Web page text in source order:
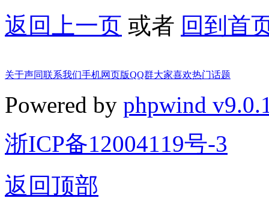
返回上一页 或者 回到首
关于声同联系我们手机网页版QQ群大家喜欢热门话题
Powered by phpwind
浙ICP备12004119号-3
返回顶部